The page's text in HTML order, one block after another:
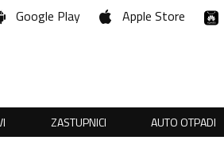
Google Play Apple Store
ZASTUPNICI AUTO OTPADI